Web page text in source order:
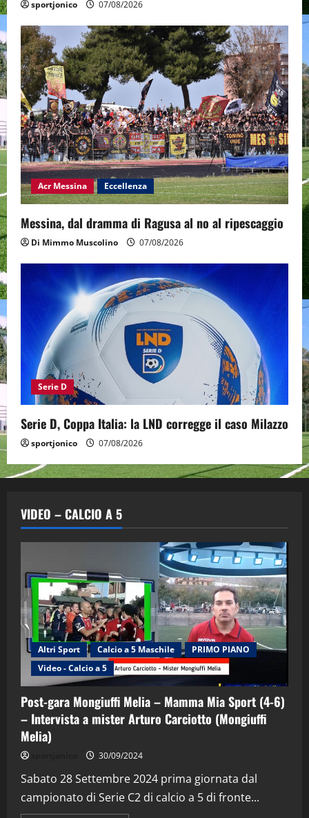
sportjonico 07/08/2026
Acr Messina Eccellenza
Messina, dal dramma di Ragusa al no al ripescaggio
Di Mimmo Muscolino 07/08/2026
Serie D
Serie D, Coppa Italia: la LND corregge il caso Milazzo
sportjonico 07/08/2026
VIDEO – CALCIO A 5
Altri Sport Calcio a 5 Maschile
PRIMO PIANO
Video - Calcio a 5
Post-gara Mongiuffi Melia – Mamma Mia Sport (4-6)
– Intervista a mister Arturo Carciotto (Mongiuffi
Melia)
30/09/2024
Sabato 28 Settembre 2024 prima giornata dal
campionato di Serie C2 di calcio a 5 di fronte...
2
“SportEmpire” in Podcast: 29^ Puntata
(Martedi 28 Aprile 2026)
28/04/2026